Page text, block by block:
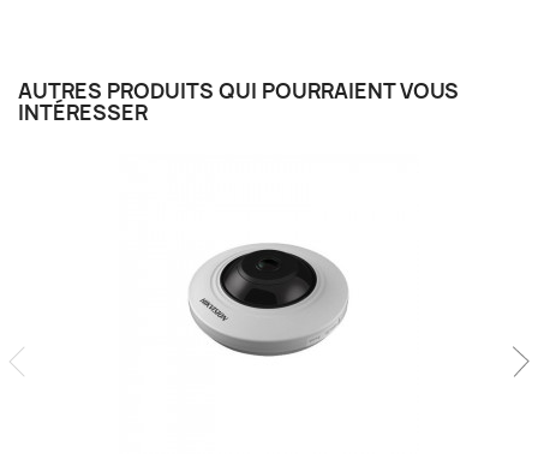
AUTRES PRODUITS QUI POURRAIENT VOUS
INTÉRESSER